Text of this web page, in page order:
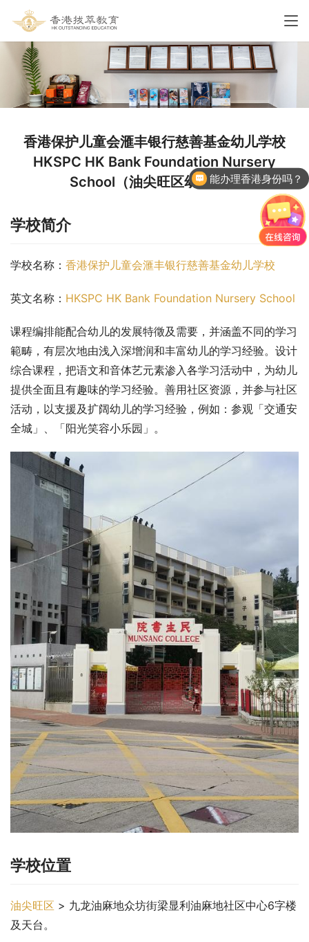
香港保护儿童会滙丰银行慈善基金幼儿学校
HKSPC HK Bank Foundation Nursery
School（油尖旺区幼稚园）
学校简介
学校名称： 香港保护儿童会滙丰银行慈善基金幼儿学校
英文名称： HKSPC HK Bank Foundation Nursery School
课程编排能配合幼儿的发展特徵及需要，并涵盖不同的学习
範畴，有层次地由浅入深增润和丰富幼儿的学习经验。设计
综合课程，把语文和音体艺元素渗入各学习活动中，为幼儿
提供全面且有趣味的学习经验。善用社区资源，并参与社区
活动，以支援及扩阔幼儿的学习经验，例如：参观「交通安
全城」、「阳光笑容小乐园」。
学校位置
油尖旺区 > 九龙油麻地众坊街梁显利油麻地社区中心6字楼
及天台。
能办理香港身份吗？